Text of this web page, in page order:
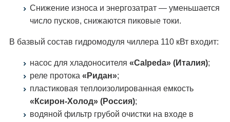
Снижение износа и энергозатрат — уменьшается
число пусков, снижаются пиковые токи.
В базвый состав гидромодуля чиллера 110 кВт входит:
насос для хладоносителя «Calpeda» (Италия);
реле протока «Ридан»;
пластиковая теплоизолированная емкость
«Ксирон-Холод» (Россия);
водяной фильтр грубой очистки на входе в